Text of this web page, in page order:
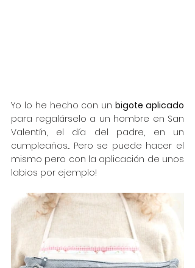
Yo lo he hecho con un bigote aplicado
para regalárselo a un hombre en San
Valentín, el día del padre, en un
cumpleaños... Pero se puede hacer el
mismo pero con la aplicación de unos
labios por ejemplo!